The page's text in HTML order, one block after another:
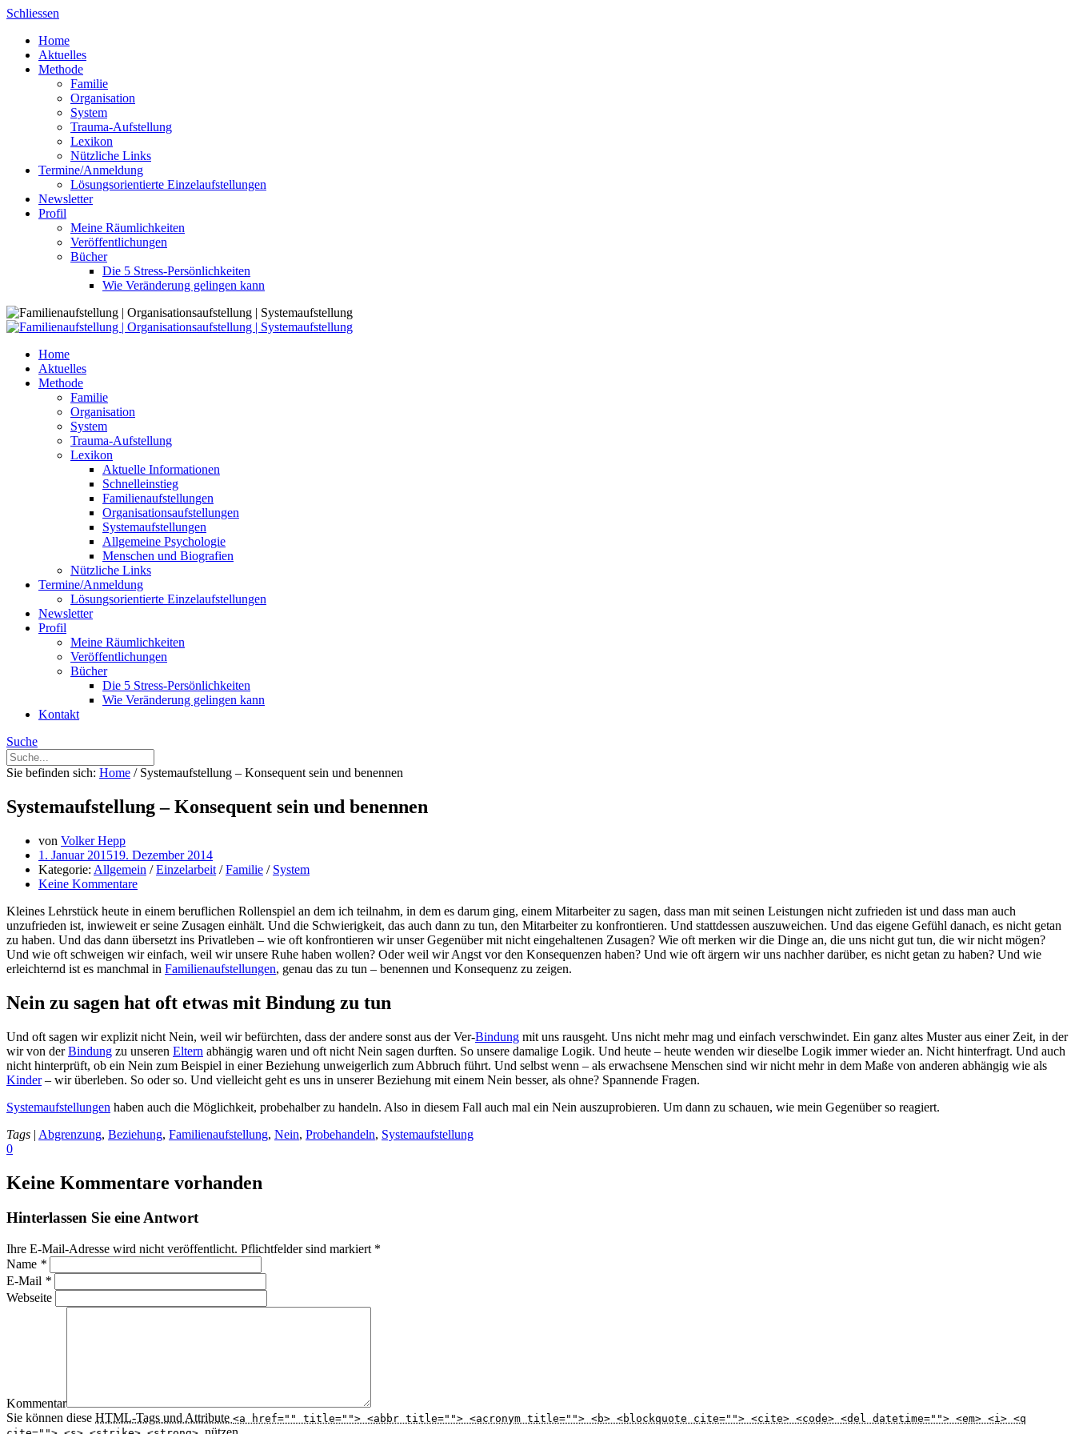
Skip
content
Schliessen
Home
Aktuelles
Methode
Familie
Organisation
System
Trauma-Aufstellung
Lexikon
Nützliche Links
Termine/Anmeldung
Lösungsorientierte Einzelaufstellungen
Newsletter
Profil
Meine Räumlichkeiten
Veröffentlichungen
Bücher
Die 5 Stress-Persönlichkeiten
Wie Veränderung gelingen kann
Home
Aktuelles
Methode
Familie
Organisation
System
Trauma-Aufstellung
Lexikon
Aktuelle Informationen
Schnelleinstieg
Familienaufstellungen
Organisationsaufstellungen
Systemaufstellungen
Allgemeine Psychologie
Menschen und Biografien
Nützliche Links
Termine/Anmeldung
Lösungsorientierte Einzelaufstellungen
Newsletter
Profil
Meine Räumlichkeiten
Veröffentlichungen
Bücher
Die 5 Stress-Persönlichkeiten
Wie Veränderung gelingen kann
Kontakt
Suche
Sie befinden sich: Home / Systemaufstellung – Konsequent sein und benennen
Systemaufstellung – Konsequent sein und benennen
von Volker Hepp
1. Januar 201519. Dezember 2014
Kategorie: Allgemein /Einzelarbeit /Familie / System
Keine Kommentare
Kleines Lehrstück heute in einem beruflichen Rollenspiel an dem ich teilnahm, in dem es darum ging, einem Mitarbeiter zu sagen, dass man mit seinen Leistungen nicht zufrieden ist und dass man auch
unzufrieden ist, inwieweit er seine Zusagen einhält. Und die Schwierigkeit, das auch dann zu tun, den Mitarbeiter zu konfrontieren. Und stattdessen auszuweichen. Und das eigene Gefühl danach, es nicht getan
zu haben. Und das dann übersetzt ins Privatleben – wie oft konfrontieren wir unser Gegenüber mit nicht eingehaltenen Zusagen? Wie oft merken wir die Dinge an, die uns nicht gut tun, die wir nicht mögen?
Und wie oft schweigen wir einfach, weil wir unsere Ruhe haben wollen? Oder weil wir Angst vor den Konsequenzen haben? Und wie oft ärgern wir uns nachher darüber, es nicht getan zu haben? Und wie
erleichternd ist es manchmal in Familienaufstellungen, genau das zu tun – benennen und Konsequenz zu zeigen.
Nein zu sagen hat oft etwas mit Bindung zu tun
Und oft sagen wir explizit nicht Nein, weil wir befürchten, dass der andere sonst aus der Ver-Bindung mit uns rausgeht. Uns nicht mehr mag und einfach verschwindet. Ein ganz altes Muster aus einer Zeit, in der
wir von derBindung zu unseren Eltern abhängig waren und oft nicht Nein sagen durften. So unsere damalige Logik. Und heute – heute wenden wir dieselbe Logik immer wieder an. Nicht hinterfragt. Und auch
nicht hinterprüft, ob ein Nein zum Beispiel in einer Beziehung unweigerlich zum Abbruch führt. Und selbst wenn – als erwachsene Menschen sind wir nicht mehr in dem Maße von anderen abhängig wie als
Kinder– wir überleben. So oder so. Und vielleicht geht es uns in unserer Beziehung mit einem Nein besser, als ohne? Spannende Fragen.
Systemaufstellungen haben auch die Möglichkeit, probehalber zu handeln. Also in diesem Fall auch mal ein Nein auszuprobieren. Um dann zu schauen, wie mein Gegenüber so reagiert.
Tags | Abgrenzung, Beziehung, Familienaufstellung, Nein, Probehandeln, Systemaufstellung
0
Keine Kommentare vorhanden
Hinterlassen Sie eine Antwort
Ihre E-Mail-Adresse wird nicht veröffentlicht. Pflichtfelder sind markiert *
Name *
E-Mail *
Webseite
Kommentar
Sie können diese HTML-Tags und Attribute <a href="" title=""> <abbr title=""> <acronym title=""> <b> <blockquote cite=""> <cite> <code> <del datetime=""> <em> <i> <q